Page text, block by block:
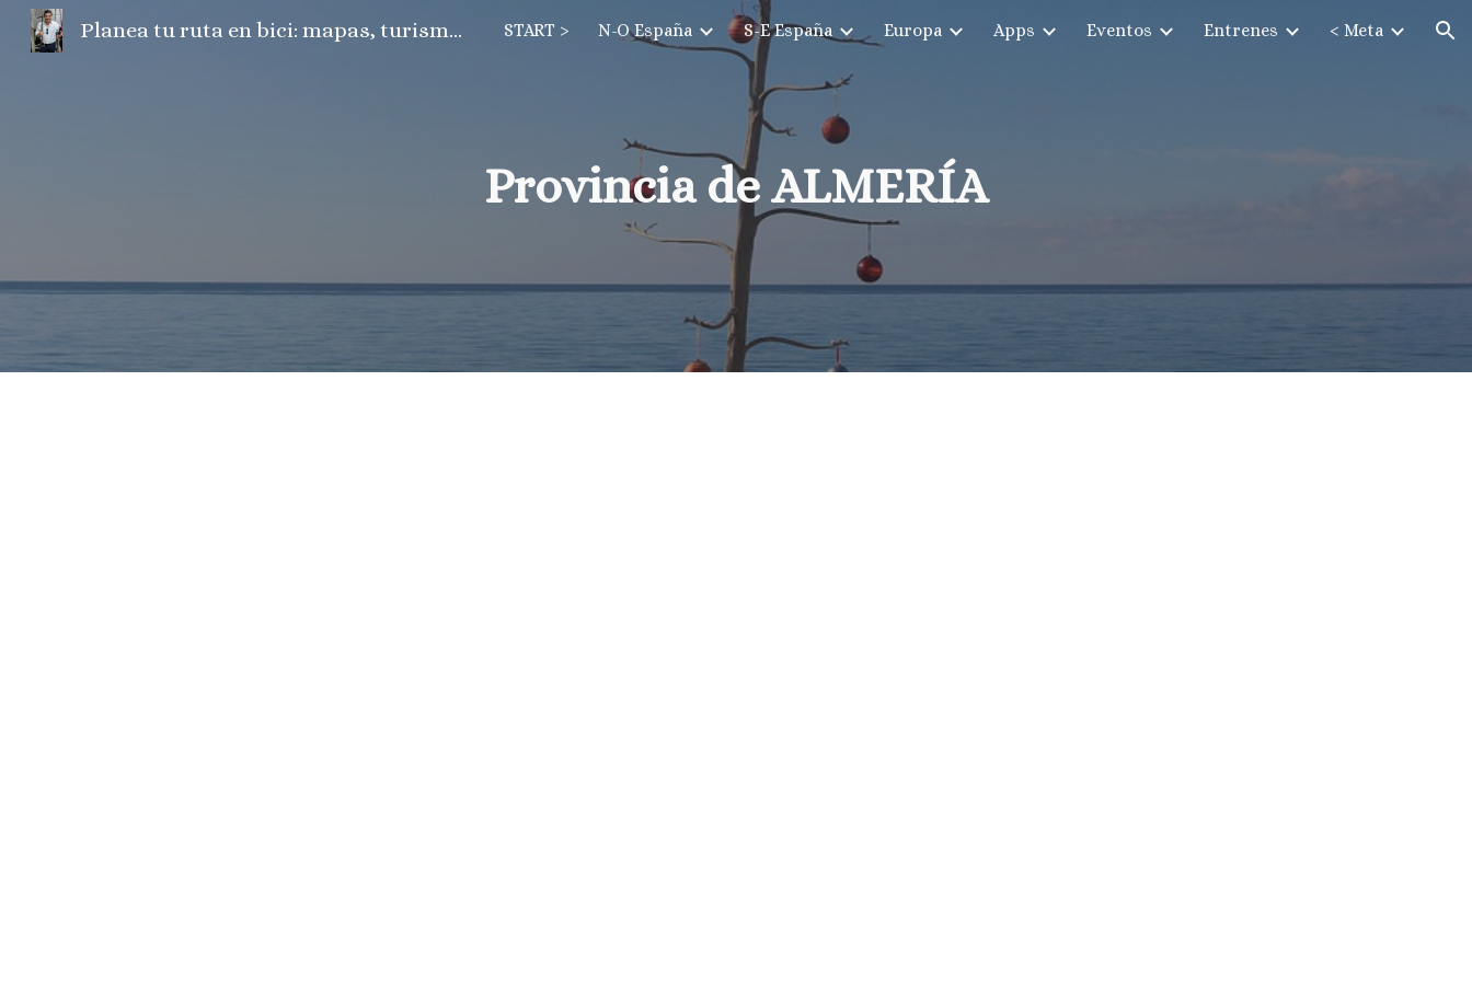
Skip to main content Skip to navigation
Planea tu ruta en bici: mapas, turismo, fotos, camper, el tiempo... START > N-O España S-E España Europa Apps Eventos Entrenes < Meta
Provincia de ALMERÍA